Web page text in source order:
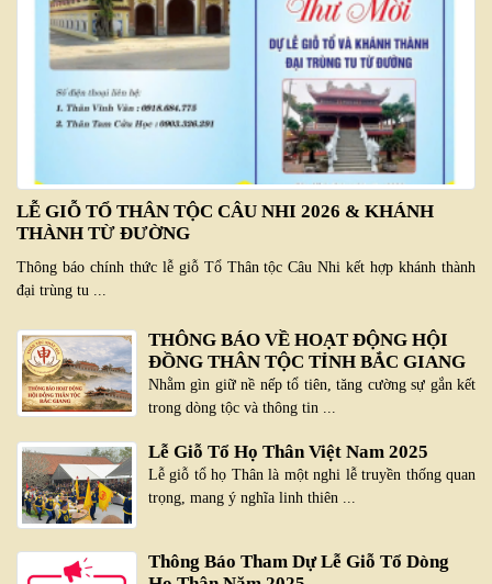
LỄ GIỖ TỔ THÂN TỘC CÂU NHI 2026 & KHÁNH
THÀNH TỪ ĐƯỜNG
Thông báo chính thức lễ giỗ Tổ Thân tộc Câu Nhi kết hợp khánh thành
đại trùng tu ...
THÔNG BÁO VỀ HOẠT ĐỘNG HỘI
ĐỒNG THÂN TỘC TỈNH BẮC GIANG
Nhằm gìn giữ nề nếp tổ tiên, tăng cường sự gắn kết
trong dòng tộc và thông tin ...
Lễ Giỗ Tổ Họ Thân Việt Nam 2025
Lễ giỗ tổ họ Thân là một nghi lễ truyền thống quan
trọng, mang ý nghĩa linh thiên ...
Thông Báo Tham Dự Lễ Giỗ Tổ Dòng